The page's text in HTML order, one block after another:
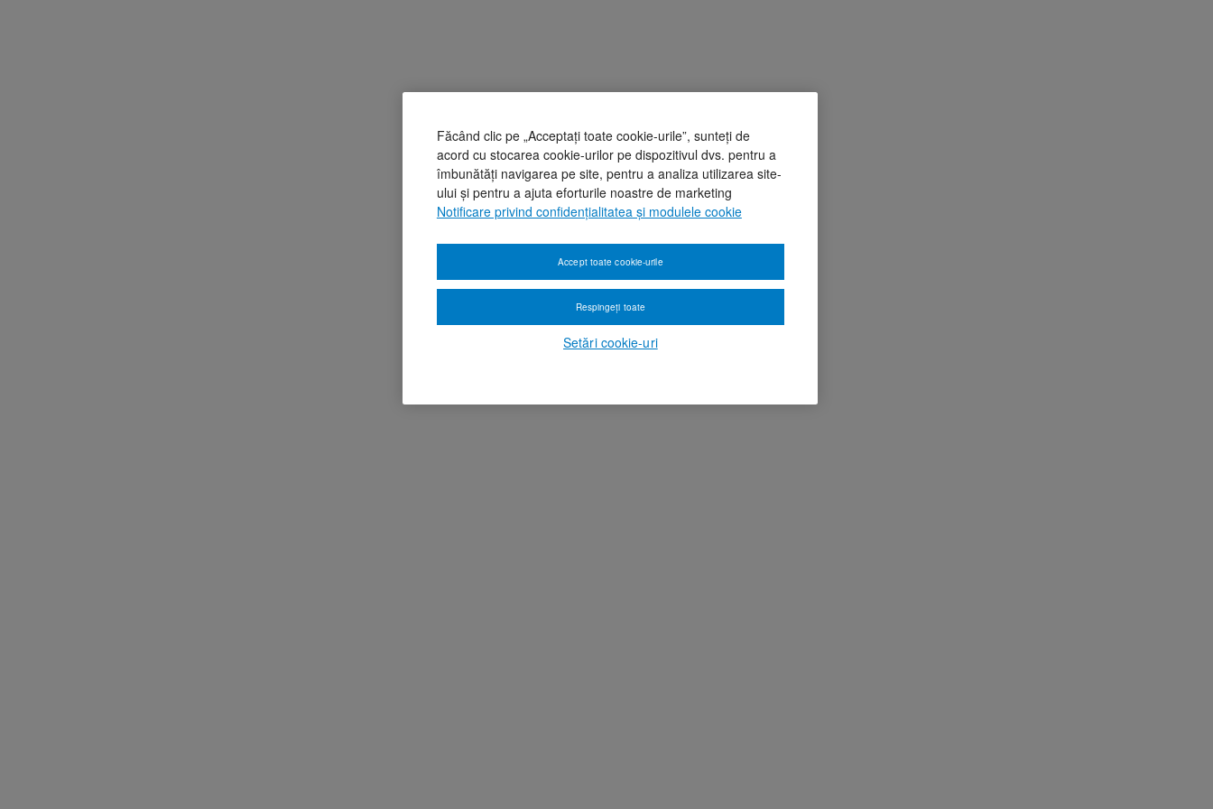
Făcând clic pe „Acceptați toate cookie-urile”, sunteți de
acord cu stocarea cookie-urilor pe dispozitivul dvs. pentru a
îmbunătăți navigarea pe site, pentru a analiza utilizarea site-
ului și pentru a ajuta eforturile noastre de marketing
Notificare privind confidențialitatea și modulele cookie
Setări cookie-uri
Respingeți toate
Accept toate cookie-urile